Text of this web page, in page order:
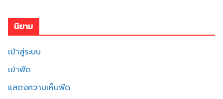
นิยาม
เข้าสู่ระบบ
เข้าฟีด
แสดงความเห็นฟีด